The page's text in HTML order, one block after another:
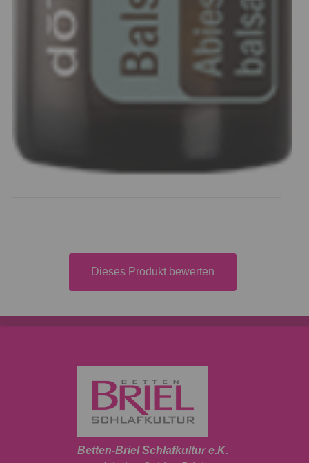
Dieses Produkt bewerten
Betten-Briel Schlafkultur e.K.